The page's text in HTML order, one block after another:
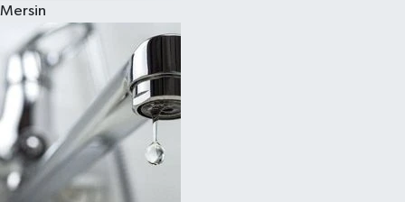
Mersin